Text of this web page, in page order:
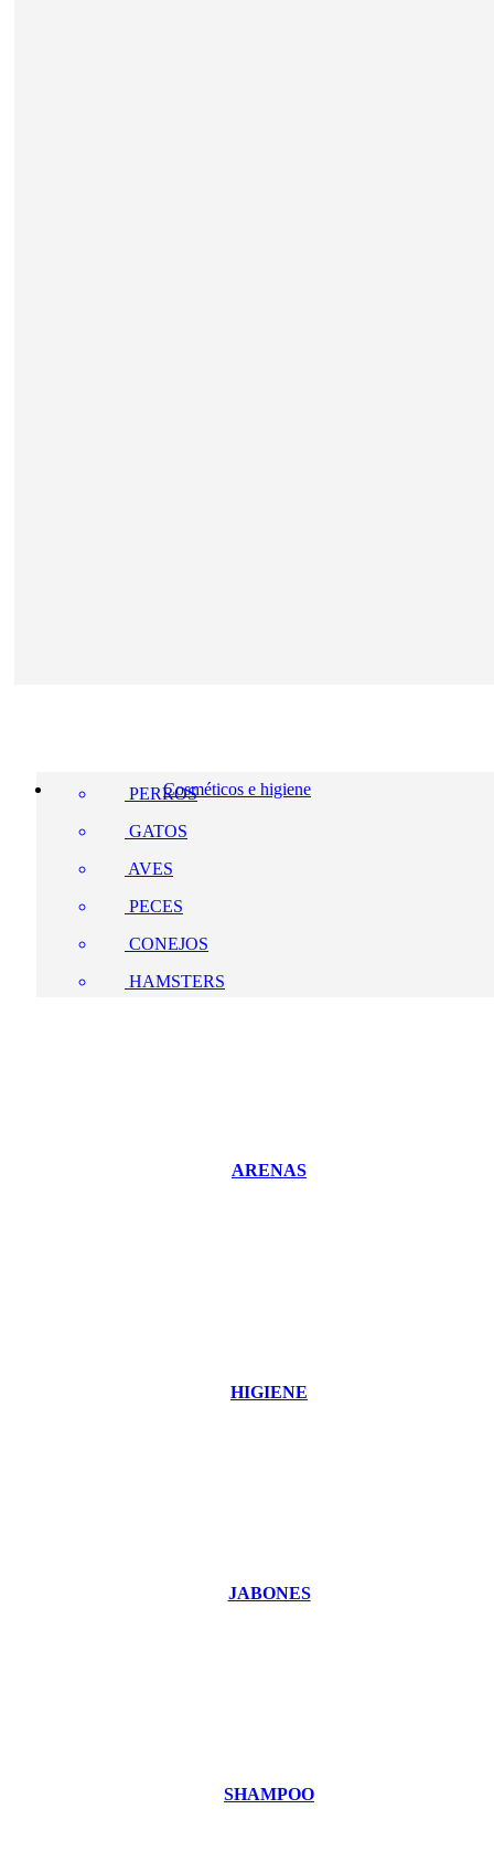
Cosméticos e higiene
PERROS
GATOS
AVES
PECES
CONEJOS
HAMSTERS
ARENAS
HIGIENE
JABONES
SHAMPOO